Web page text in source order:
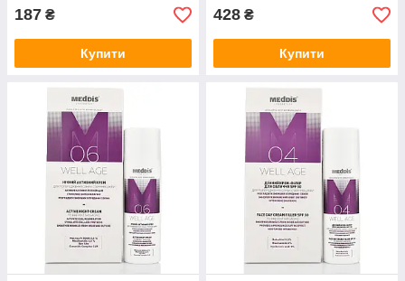
187 ₴
Купити
428 ₴
Купити